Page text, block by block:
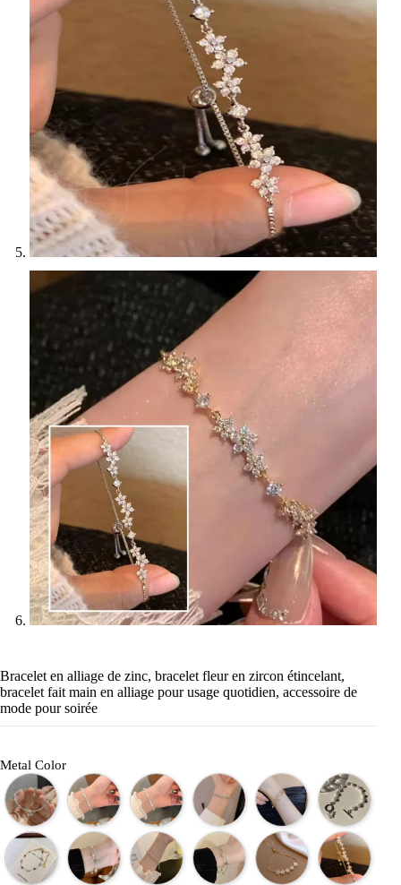
Bracelet en alliage de zinc, bracelet fleur en zircon étincelant,
bracelet fait main en alliage pour usage quotidien, accessoire de
mode pour soirée
Metal Color